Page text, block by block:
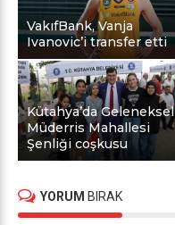
VakıfBank, Vanja
Ivanovic’i transfer etti
Kütahya’da Geleneksel
Müderris Mahallesi
Şenliği coşkusu
YORUM BIRAK